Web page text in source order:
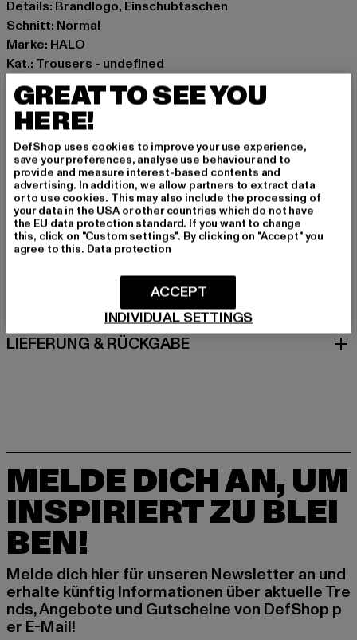
Details: Brandlogo, Einschubtaschen
Schnitt: Normal
Marke: HALO
Kat.: Trousers - undefined
Farbe: schwarz
Hersteller Farbe: black
Materialzusammensetzung: 100% Polyamid
Art.Nr: 229503-00007
Hersteller: HUMMEL CENOZOIC APS |
info@newlinehalo.com
Balticagade 20 | 8000 Aarhus C | DK
GRÖSSE & PASSFORM
PFLEGEHINWEISE
LIEFERUNG & RÜCKGABE
MELDE DICH AN, UM
INSPIRIERT ZU BLEI
BEN!
Melde dich hier für unseren Newsletter an und
erhalte künftig Informationen über aktuelle Tre
nds, Angebote und Gutscheine von DefShop p
er E-Mail!
GREAT TO SEE YOU
HERE!
DefShop uses cookies to improve your use experience,
save your preferences, analyse use behaviour and to
provide and measure interest-based contents and
advertising. In addition, we allow partners to extract data
or to use cookies. This may also include the processing of
your data in the USA or other countries which do not have
the EU data protection standard. If you want to change
this, click on "Custom settings". By clicking on "Accept" you
agree to this. Data protection
INDIVIDUAL SETTINGS
ACCEPT